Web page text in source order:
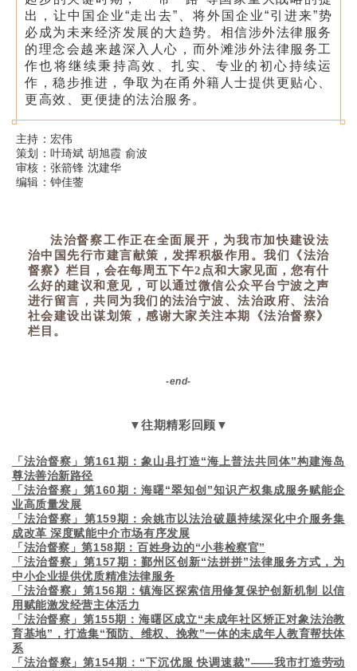
出，让中国企业“走出去”、将外国企业“引进来”势
必成为未来经济发展的大趋势。相信涉外法律服务
的理念会越来越深入人心，而外滩涉外法律服务工
作也将继续秉持高效、扎实、专业的初心持续运
作，稳步推进，争取为在甬外籍人士提供更贴心、
更高效、更便捷的法治服务。
主持：宏伟
策划：叶琦斌 胡旭霞 俞波
审核：张箭锋 沈建华
编辑： 钟佳蓥
法治督察工作正在全面展开，为我市加快建设法
治中国先行市建言献策，发挥积极作用。我们《法治
督察》栏目，会在每周五下午2点和大家见面，您有什
么好的建议和意见，可以通过微信公众平台宁波之声
进行留言，共同为我们的法治宁波、法治政府、法治
社会建设出谋划策，感谢大家关注本期《法治督察》
栏目。
-end-
▼往期精彩回顾▼
「法治督察」第161期：象山县打造“海上普法共同体”构建海岛
尊法善治新路径
「法治督察」第160期：海曙“翠知创”知识产权集成服务赋能企
业高质量发展
「法治督察」第159期：余姚市以法治破题持续深化中介服务集
成改革 深度赋能中介市场有序发展
「法治督察」第158期：百姓身边的“小巷检察官”
「法治督察」第157期：鄞州区创新“法拼拼”法律服务方式，为
中小企业提供优质精准法律服务
「法治督察」第156期：镇海区探索信用修复保护创新机制 以信
用赋能激发经营主体活力
「法治督察」第155期：海曙区成立“未成年社区矫正对象法治教
育基地”，打造集“预防、维权、挽救”一体的未成年人教育帮扶体
系
「法治督察」第154期：“下沉优服 快调速裁”——我市打造劳动